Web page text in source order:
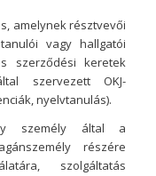
amelynek résztvevői
vagy hallgatói
szerződési keretek
szervezett OKJ-
nyelvtanulás).
személy által a
részére
szolgáltatás